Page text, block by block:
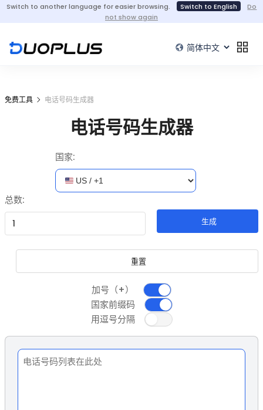
Switch to another language for easier browsing. Switch to English
Do
not show again
免费工具 电话号码生成器
电话号码生成器
国家:
总数:
生成
重置
加号（+）
国家前缀码
用逗号分隔